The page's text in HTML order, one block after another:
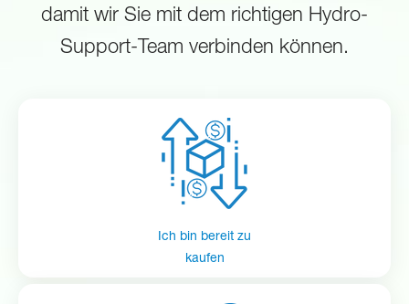
damit wir Sie mit dem richtigen Hydro-
Support-Team verbinden können.
Ich bin bereit zu
kaufen